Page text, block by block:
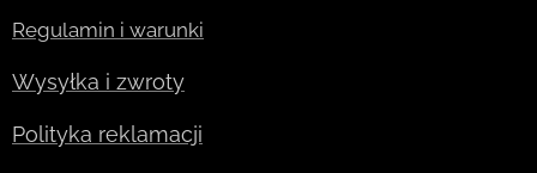
Regulamin i warunki
Wysyłka i zwroty
Polityka reklamacji